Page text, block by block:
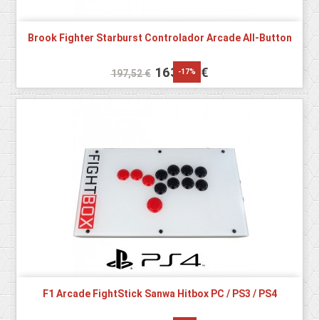
Brook Fighter Starburst Controlador Arcade All-Button
197,52 € -17%
163,94 €
F1 Arcade FightStick Sanwa Hitbox PC / PS3 / PS4